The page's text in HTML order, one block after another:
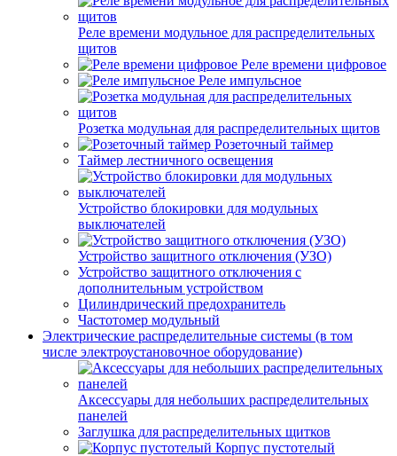
Реле времени модульное для распределительных
щитов
Реле времени цифровое
Реле импульсное
Розетка модульная для распределительных щитов
Розеточный таймер
Таймер лестничного освещения
Устройство блокировки для модульных
выключателей
Устройство защитного отключения (УЗО)
Устройство защитного отключения с
дополнительным устройством
Цилиндрический предохранитель
Частотомер модульный
Электрические распределительные системы (в том
числе электроустановочное оборудование)
Аксессуары для небольших распределительных
панелей
Заглушка для распределительных щитков
Корпус пустотелый